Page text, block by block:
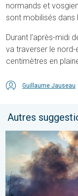
normands et
sont mobilisés dans
Durant l’après-midi
va traverser le
centimètres en
Guillaume Jauseau
Autres
Des feux font rage